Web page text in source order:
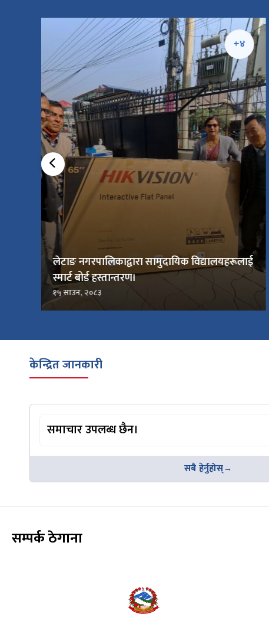
+४
लेटाङ नगरपालिकाद्वारा सामुदायिक विद्यालयहरूलाई
स्मार्ट बोर्ड हस्तान्तरण।
१५ साउन, २०८३
केन्द्रित जानकारी
समाचार उपलब्ध छैन।
सबै हेर्नुहोस्
सम्पर्क ठेगाना